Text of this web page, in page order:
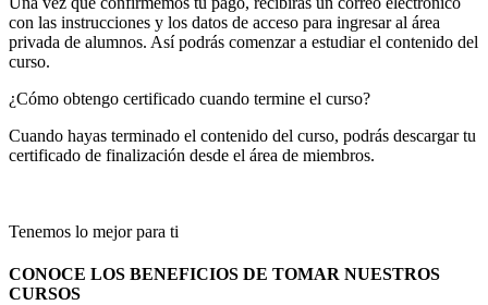
con las instrucciones y los datos de acceso para ingresar al área
privada de alumnos. Así podrás comenzar a estudiar el contenido del
curso.
¿Cómo obtengo certificado cuando termine el curso?
Cuando hayas terminado el contenido del curso, podrás descargar tu
certificado de finalización desde el área de miembros.
Tenemos lo mejor para ti
CONOCE LOS BENEFICIOS DE TOMAR NUESTROS
CURSOS